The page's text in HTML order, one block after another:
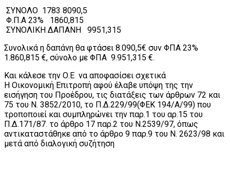
ΣΥΝΟΛΟ 1783 8090,5
Φ.Π.Α 23% 1860,815
ΣΥΝΟΛΙΚΗ ΔΑΠΑΝΗ 9951,315
Συνολικά η δαπάνη θα φτάσει 8.090,5€ συν ΦΠΑ 23%
1.860,815 €, σύνολο με ΦΠΑ 9.951,315 €.
Και κάλεσε την Ο.Ε να αποφασίσει σχετικά
Η Οικονομική Επιτροπή αφού έλαβε υπόψη της την
εισήγηση του Προέδρου, τις διατάξεις των άρθρων 72 και
75 του Ν. 3852/2010, το Π.Δ.229/99(ΦΕΚ 194/Α/99) που
τροποποιεί και συμπληρώνει την παρ.1 του αρ.15 του
Π.Δ.171/87. το άρθρο 17 παρ.2 του Ν.2539/97, όπως
αντικαταστάθηκε από το άρθρο 9 παρ.9 του Ν. 2623/98 και
μετά από διαλογική συζήτηση